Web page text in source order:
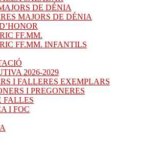
DE DÉNIA
MAJORS DE DÉNIA
FF.MM.
FF.MM. INFANTILS
2026-2029
I FALLERES EXEMPLARS
I PREGONERES
FALLES
I FOC